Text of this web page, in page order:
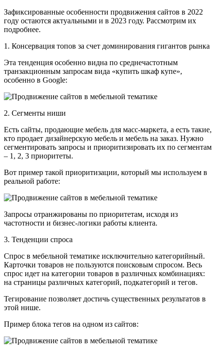
Зафиксированные особенности продвижения сайтов в 2022
году остаются актуальными и в 2023 году. Рассмотрим их
подробнее.
1. Консервация топов за счет доминирования гигантов рынка
Эта тенденция особенно видна по среднечастотным
транзакционным запросам вида «купить шкаф купе»,
особенно в Google:
2. Сегменты ниши
Есть сайты, продающие мебель для масс-маркета, а есть такие,
кто продает дизайнерскую мебель и мебель на заказ. Нужно
сегментировать запросы и приоритизировать их по сегментам
– 1, 2, 3 приоритеты.
Вот пример такой приоритизации, который мы используем в
реальной работе:
Запросы отранжированы по приоритетам, исходя из
частотности и бизнес-логики работы клиента.
3. Тенденции спроса
Спрос в мебельной тематике исключительно категорийный.
Карточки товаров не пользуются поисковым спросом. Весь
спрос идет на категории товаров в различных комбинациях:
на страницы различных категорий, подкатегорий и тегов.
Тегирование позволяет достичь существенных результатов в
этой нише.
Пример блока тегов на одном из сайтов: